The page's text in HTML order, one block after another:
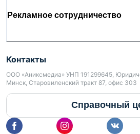
Рекламное сотрудничество
Контакты
ООО «Аниксмедиа» УНП 191299645,
Минск, Старовиленский тракт 87, офис 303
Справочный